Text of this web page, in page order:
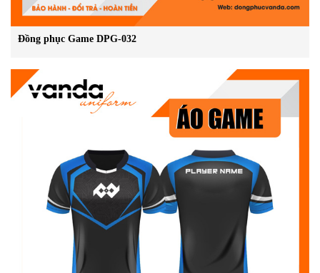
Đồng phục Game DPG-032